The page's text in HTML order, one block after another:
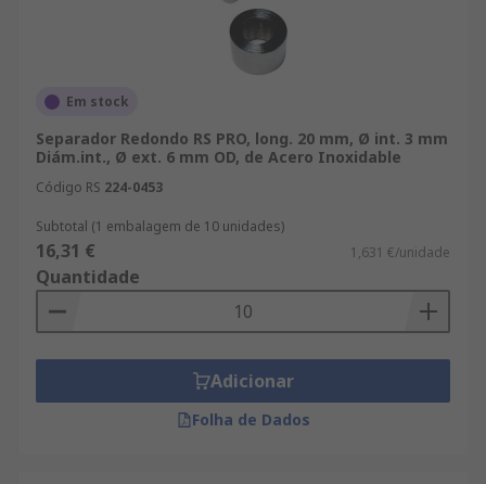
Em stock
Separador Redondo RS PRO, long. 20 mm, Ø int. 3 mm
Diám.int., Ø ext. 6 mm OD, de Acero Inoxidable
Código RS 224-0453
Subtotal (1 embalagem de 10 unidades)
16,31 € 1,631 €/unidade
Quantidade
Adicionar
Folha de Dados